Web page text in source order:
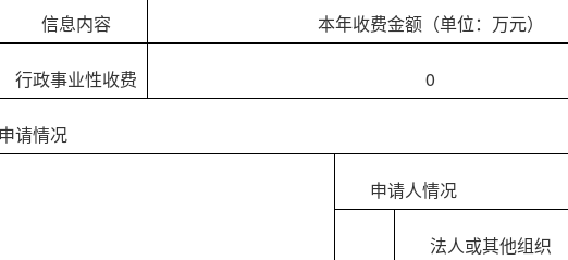
信息内容 本年收费金额（单位：万元）
行政事业性收费 0
请情况
申请人情况
法人或其他组织